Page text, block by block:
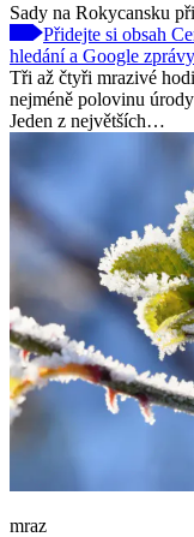
Sady na Rokycansku
Přidejte si obsah
hledání a Google zprávy
Tři až čtyři mrazivé
nejméně polovinu
Jeden z největších…
mraz